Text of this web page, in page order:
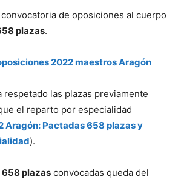
de oposiciones al cuerpo
plazas.
2022 maestros Aragón
respetado las plazas previamente
el reparto por especialidad
Aragón: Pactadas 658 plazas y
).
658 plazas convocadas queda del